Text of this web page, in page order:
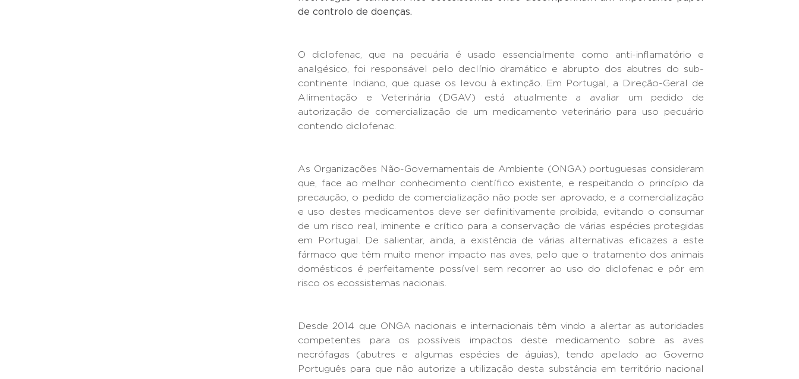
de controlo de doenças.
O diclofenac, que na pecuária é usado essencialmente como anti-inflamatório e
analgésico, foi responsável pelo declínio dramático e abrupto dos abutres do sub-
continente Indiano, que quase os levou à extinção. Em Portugal, a Direção-Geral de
Alimentação e Veterinária (DGAV) está atualmente a avaliar um pedido de
autorização de comercialização de um medicamento veterinário para uso pecuário
contendo diclofenac.
As Organizações Não-Governamentais de Ambiente (ONGA) portuguesas consideram
que, face ao melhor conhecimento científico existente, e respeitando o princípio da
precaução, o pedido de comercialização não pode ser aprovado, e a comercialização
e uso destes medicamentos deve ser definitivamente proibida, evitando o consumar
de um risco real, iminente e crítico para a conservação de várias espécies protegidas
em Portugal. De salientar, ainda, a existência de várias alternativas eficazes a este
fármaco que têm muito menor impacto nas aves, pelo que o tratamento dos animais
domésticos é perfeitamente possível sem recorrer ao uso do diclofenac e pôr em
risco os ecossistemas nacionais.
Desde 2014 que ONGA nacionais e internacionais têm vindo a alertar as autoridades
competentes para os possíveis impactos deste medicamento sobre as aves
necrófagas (abutres e algumas espécies de águias), tendo apelado ao Governo
Português para que não autorize a utilização desta substância em território nacional